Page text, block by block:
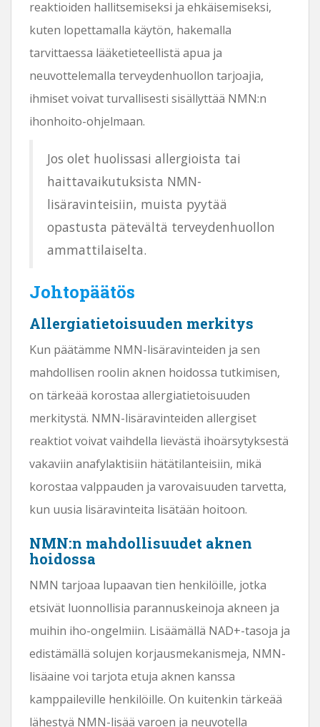
reaktioiden hallitsemiseksi ja ehkäisemiseksi,
kuten lopettamalla käytön, hakemalla
tarvittaessa lääketieteellistä apua ja
neuvottelemalla terveydenhuollon tarjoajia,
ihmiset voivat turvallisesti sisällyttää NMN:n
ihonhoito-ohjelmaan.
Jos olet huolissasi allergioista tai
haittavaikutuksista NMN-
lisäravinteisiin, muista pyytää
opastusta pätevältä terveydenhuollon
ammattilaiselta.
Johtopäätös
Allergiatietoisuuden merkitys
Kun päätämme NMN-lisäravinteiden ja sen
mahdollisen roolin aknen hoidossa tutkimisen,
on tärkeää korostaa allergiatietoisuuden
merkitystä. NMN-lisäravinteiden allergiset
reaktiot voivat vaihdella lievästä ihoärsytyksestä
vakaviin anafylaktisiin hätätilanteisiin, mikä
korostaa valppauden ja varovaisuuden tarvetta,
kun uusia lisäravinteita lisätään hoitoon.
NMN:n mahdollisuudet aknen
hoidossa
NMN tarjoaa lupaavan tien henkilöille, jotka
etsivät luonnollisia parannuskeinoja akneen ja
muihin iho-ongelmiin. Lisäämällä NAD+-tasoja ja
edistämällä solujen korjausmekanismeja, NMN-
lisäaine voi tarjota etuja aknen kanssa
kamppaileville henkilöille. On kuitenkin tärkeää
lähestyä NMN-lisää varoen ja neuvotella